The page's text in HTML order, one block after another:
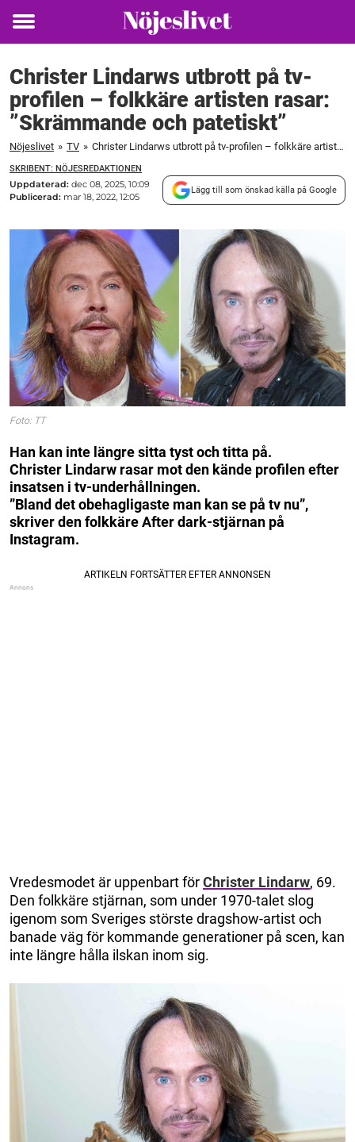
Toggle
Christer Lindarws utbrott på tv-
profilen – folkkäre artisten rasar:
”Skrämmande och patetiskt”
Nöjeslivet » TV » Christer Lindarws utbrott på tv-profilen – folkkäre artisten rasar: ”Skrämmande och patetiskt”
SKRIBENT: NÖJESREDAKTIONEN
Uppdaterad: dec 08, 2025, 10:09
Publicerad: mar 18, 2022, 12:05
Lägg till som önskad källa på Google
Foto: TT
Han kan inte längre sitta tyst och titta på.
Christer Lindarw rasar mot den kände profilen efter
insatsen i tv-underhållningen.
”Bland det obehagligaste man kan se på tv nu”,
skriver den folkkäre After dark-stjärnan på
Instagram.
Vredesmodet är uppenbart förChrister Lindarw, 69.
Den folkkäre stjärnan, som under 1970-talet slog
igenom som Sveriges störste dragshow-artist och
banade väg för kommande generationer på scen, kan
inte längre hålla ilskan inom sig.